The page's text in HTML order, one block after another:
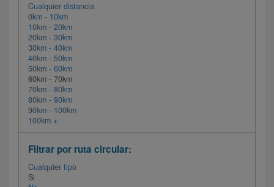
Cualquier distancia
0km - 10km
10km - 20km
20km - 30km
30km - 40km
40km - 50km
50km - 60km
60km - 70km
70km - 80km
80km - 90km
90km - 100km
100km +
Filtrar por ruta circular:
Cualquier tipo
Si